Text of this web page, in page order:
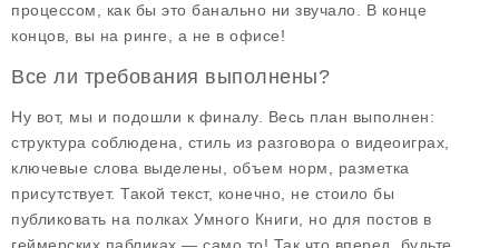
процессом, как бы это банально ни звучало. В конце
концов, вы на ринге, а не в офисе!
Все ли требования выполнены?
Ну вот, мы и подошли к финалу. Весь план выполнен:
структура соблюдена, стиль из разговора о видеоиграх,
ключевые слова выделены, объем норм, разметка
присутствует. Такой текст, конечно, не стоило бы
публиковать на полках Умного Книги, но для постов в